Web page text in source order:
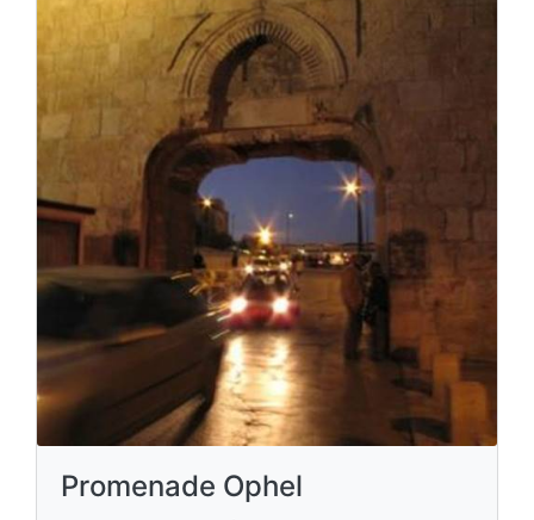
Promenade Ophel